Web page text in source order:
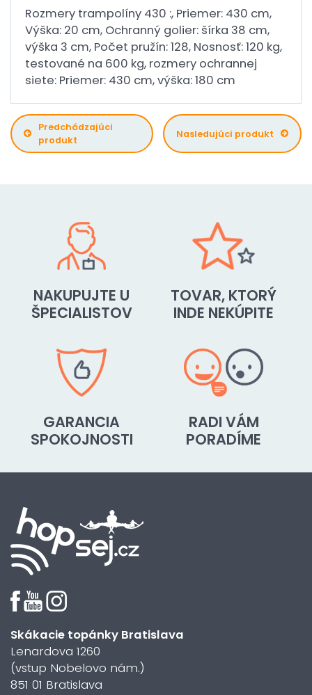
Rozmery trampolíny 430 :, Priemer: 430 cm,
Výška: 20 cm, Ochranný golier: šírka 38 cm,
výška 3 cm, Počet pružín: 128, Nosnosť: 120 kg,
testované na 600 kg, rozmery ochrannej
siete: Priemer: 430 cm, výška: 180 cm
Predchádzajúci
produkt
Nasledujúci produkt
NAKUPUJTE U
ŠPECIALISTOV
TOVAR, KTORÝ
INDE NEKÚPITE
GARANCIA
SPOKOJNOSTI
RADI VÁM
PORADÍME
Skákacie topánky Bratislava
Lenardova 1260
(vstup Nobelovo nám.)
851 01 Bratislava